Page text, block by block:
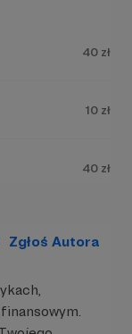
40 zł
10 zł
40 zł
Zgłoś Autora